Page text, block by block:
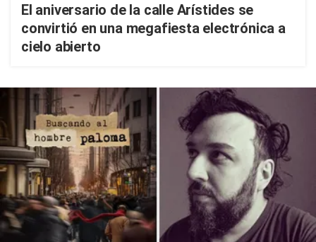
El aniversario de la calle Arístides se
convirtió en una megafiesta electrónica a
cielo abierto